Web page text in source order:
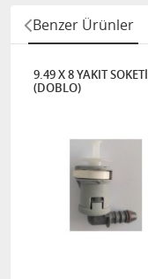
Benzer Ürünler
9.49 X 8 YAKIT SOKETİ
(DOBLO)